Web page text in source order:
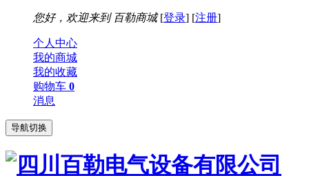
您好，欢迎来到 百勒商城[登录] [注册]
个人中心
我的商城
我的收藏
购物车 0
消息
导航切换